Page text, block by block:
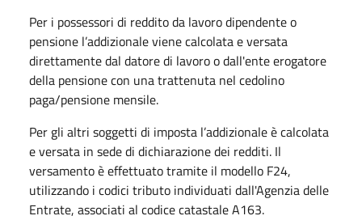
Per i possessori di reddito da lavoro dipendente o
pensione l’addizionale viene calcolata e versata
direttamente dal datore di lavoro o dall'ente erogatore
della pensione con una trattenuta nel cedolino
paga/pensione mensile.
Per gli altri soggetti di imposta l’addizionale è calcolata
e versata in sede di dichiarazione dei redditi. Il
versamento è effettuato tramite il modello F24,
utilizzando i codici tributo individuati dall'Agenzia delle
Entrate, associati al codice catastale A163.